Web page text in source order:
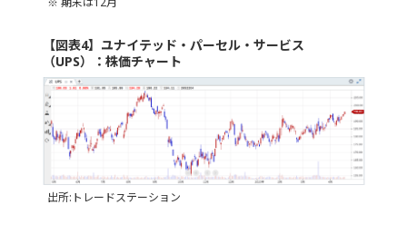
【図表4】ユナイテッド・パーセル・サービス
（UPS）：株価チャート
出所:トレードステーション